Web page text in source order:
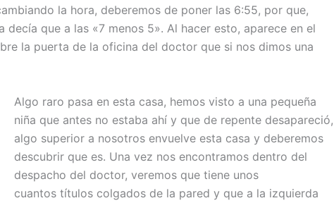
la hora, deberemos de poner las 6:55, por que,
que a las «7 menos 5». Al hacer esto, aparece en el
la puerta de la oficina del doctor que si nos dimos una
Algo raro pasa en esta casa, hemos visto a una pequeña
niña que antes no estaba ahí y que de repente desapareció,
algo superior a nosotros envuelve esta casa y deberemos
descubrir que es. Una vez nos encontramos dentro del
despacho del doctor, veremos que tiene unos
cuantos títulos colgados de la pared y que a la izquierda